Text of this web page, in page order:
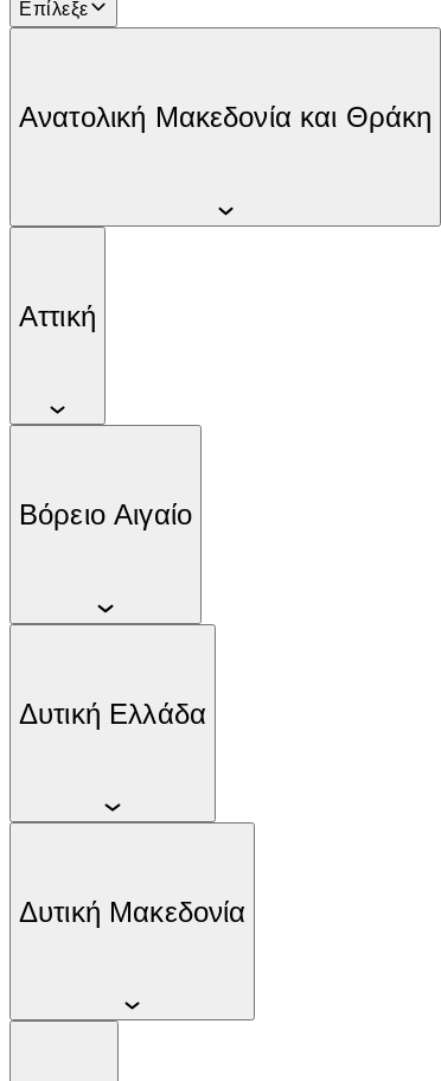
Επίλεξε
Ανατολική Μακεδονία και Θράκη
Αττική
Βόρειο Αιγαίο
Δυτική Ελλάδα
Δυτική Μακεδονία